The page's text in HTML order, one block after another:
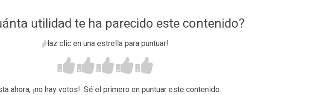
utilidad te ha parecido este contenido?
¡Haz clic en una estrella para puntuar!
ahora, ¡no hay votos!. Sé el primero en puntuar este contenido.